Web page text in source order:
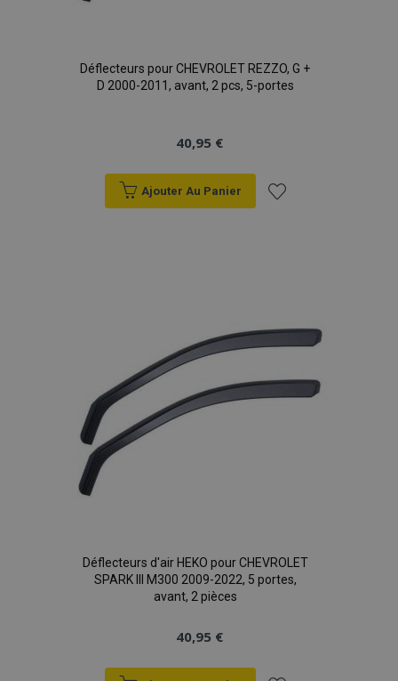
Déflecteurs pour CHEVROLET REZZO, G +
D 2000-2011, avant, 2 pcs, 5-portes
40,95 €
Ajouter Au Panier
d'achats
Déflecteurs d'air HEKO pour CHEVROLET
SPARK III M300 2009-2022, 5 portes,
avant, 2 pièces
40,95 €